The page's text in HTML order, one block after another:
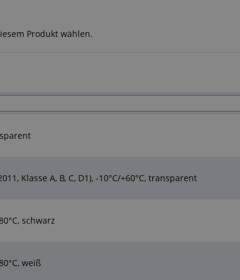
Produkt wählen.
Klasse A, B, C, D1), -10°C/+60°C, transparent
schwarz
weiß